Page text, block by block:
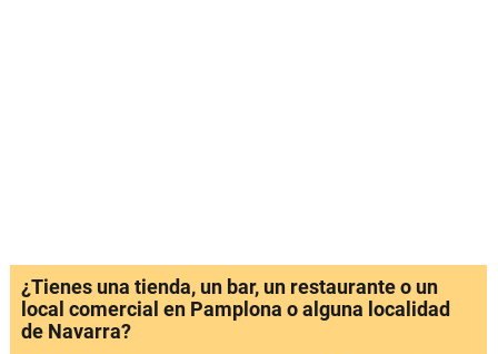
¿Tienes una tienda, un bar, un restaurante o un
local comercial en Pamplona o alguna localidad
de Navarra?